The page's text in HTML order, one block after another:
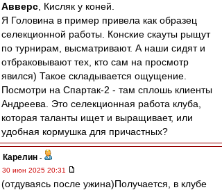
Авверс , Кисляк у коней.
Я Головина в пример привела как образец
селекционной работы. Конские скауты рыщут
по турнирам, высматривают. А наши сидят и
отбраковывают тех, кто сам на просмотр
явился) Такое складывается ощущение.
Посмотри на Спартак-2 - там сплошь клиенты
Андреева. Это селекционная работа клуба,
которая таланты ищет и выращивает, или
удобная кормушка для причастных?
Карелин -
30 июн 2025 20:31
(отдуваясь после ужина)Получается, в клубе